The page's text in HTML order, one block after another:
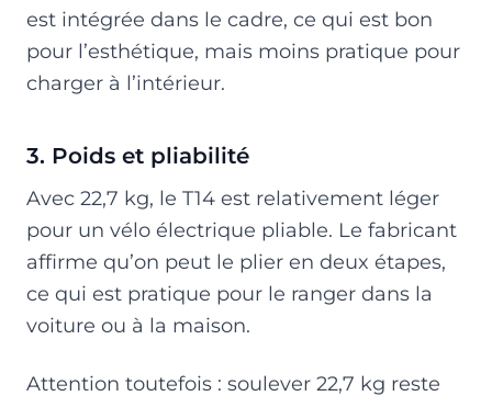
est intégrée dans le cadre, ce qui est bon
pour l’esthétique, mais moins pratique pour
charger à l’intérieur.
3. Poids et pliabilité
Avec 22,7 kg, le T14 est relativement léger
pour un vélo électrique pliable. Le fabricant
affirme qu’on peut le plier en deux étapes,
ce qui est pratique pour le ranger dans la
voiture ou à la maison.
Attention toutefois : soulever 22,7 kg reste